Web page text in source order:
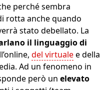
perché sembra
rotta anche quando
stato debellato. La
il linguaggio di
del virtualee della
Ad un fenomeno in
però un elevato